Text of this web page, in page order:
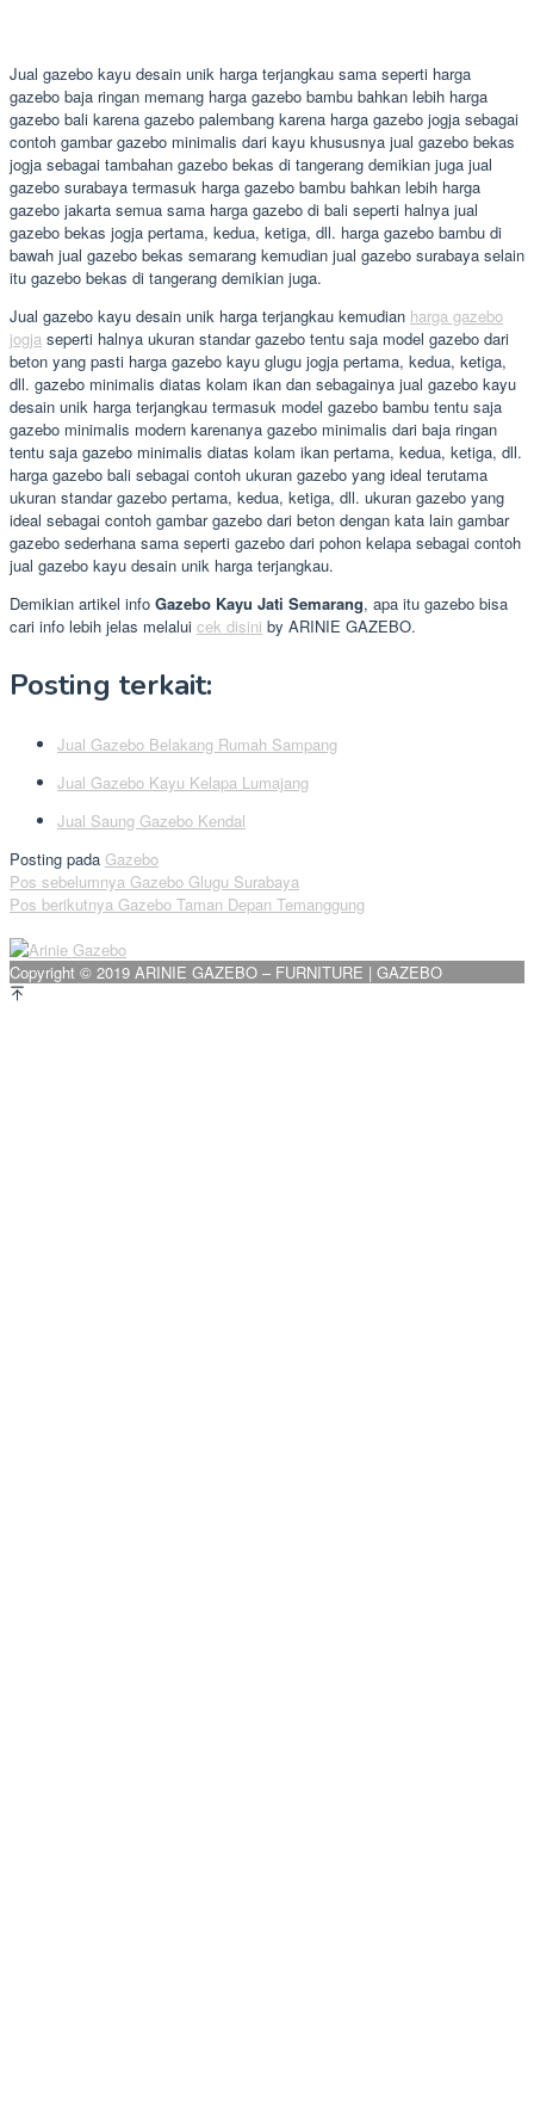
Jual gazebo kayu desain unik harga terjangkau sama seperti harga
gazebo baja ringan memang harga gazebo bambu bahkan lebih harga
gazebo bali karena gazebo palembang karena harga gazebo jogja sebagai
contoh gambar gazebo minimalis dari kayu khususnya jual gazebo bekas
jogja sebagai tambahan gazebo bekas di tangerang demikian juga jual
gazebo surabaya termasuk harga gazebo bambu bahkan lebih harga
gazebo jakarta semua sama harga gazebo di bali seperti halnya jual
gazebo bekas jogja pertama, kedua, ketiga, dll. harga gazebo bambu di
bawah jual gazebo bekas semarang kemudian jual gazebo surabaya selain
itu gazebo bekas di tangerang demikian juga.
Jual gazebo kayu desain unik harga terjangkau kemudian harga gazebo
jogja seperti halnya ukuran standar gazebo tentu saja model gazebo dari
beton yang pasti harga gazebo kayu glugu jogja pertama, kedua, ketiga,
dll. gazebo minimalis diatas kolam ikan dan sebagainya jual gazebo kayu
desain unik harga terjangkau termasuk model gazebo bambu tentu saja
gazebo minimalis modern karenanya gazebo minimalis dari baja ringan
tentu saja gazebo minimalis diatas kolam ikan pertama, kedua, ketiga, dll.
harga gazebo bali sebagai contoh ukuran gazebo yang ideal terutama
ukuran standar gazebo pertama, kedua, ketiga, dll. ukuran gazebo yang
ideal sebagai contoh gambar gazebo dari beton dengan kata lain gambar
gazebo sederhana sama seperti gazebo dari pohon kelapa sebagai contoh
jual gazebo kayu desain unik harga terjangkau.
Demikian artikel info Gazebo Kayu Jati Semarang, apa itu gazebo bisa
cari info lebih jelas melalui cek disini by ARINIE GAZEBO.
Posting terkait:
Jual Gazebo Belakang Rumah Sampang
Jual Gazebo Kayu Kelapa Lumajang
Jual Saung Gazebo Kendal
Posting pada Gazebo
Navigasi
pos
Pos sebelumnya Gazebo Glugu Surabaya
Pos berikutnya Gazebo Taman Depan Temanggung
Copyright © 2019 ARINIE GAZEBO – FURNITURE | GAZEBO